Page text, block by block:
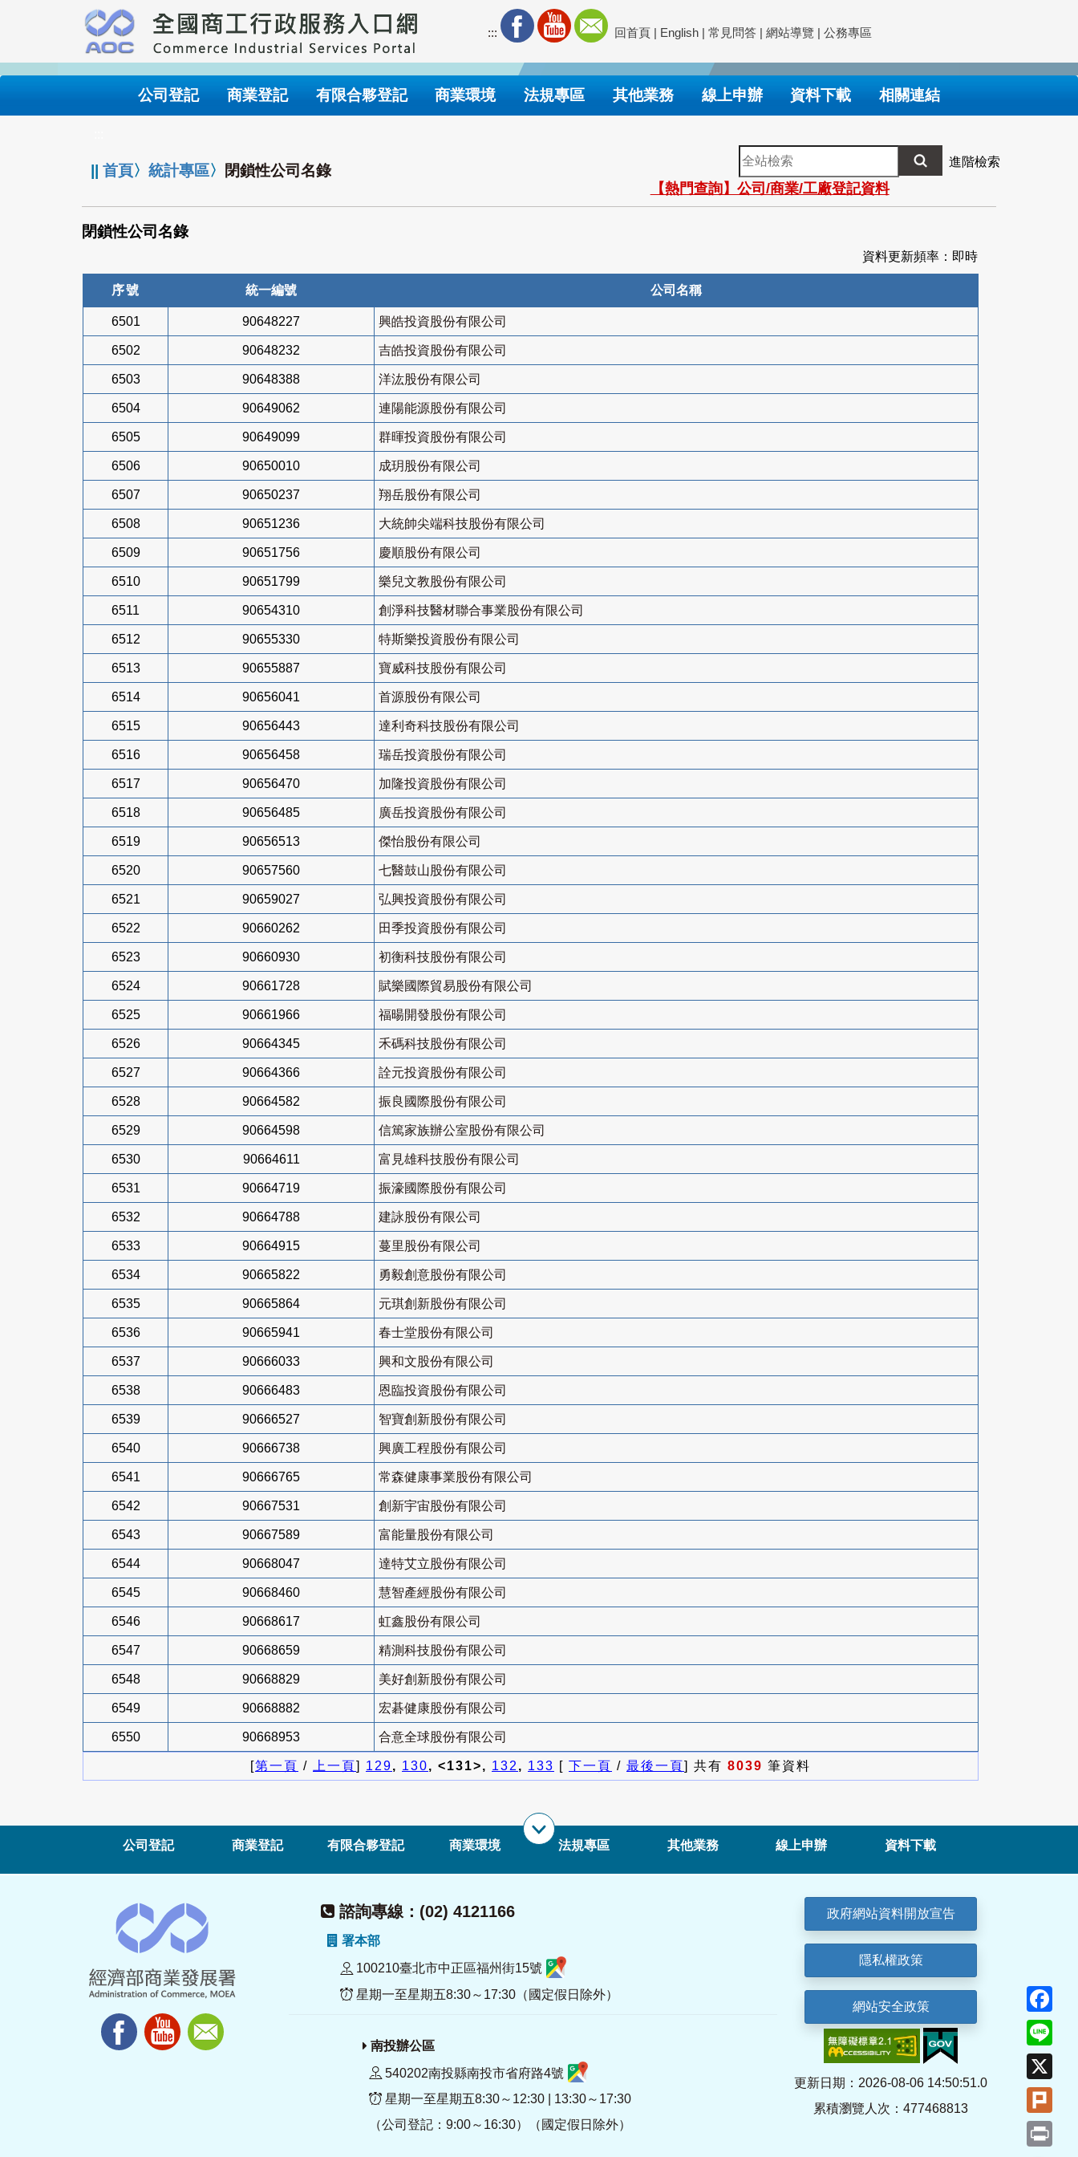
要
內
::: 回首頁 | English | 常見問答 | 網站導覽 | 公務專區
公司登記 商業登記 有限合夥登記 商業環境 法規專區 其他業務 線上申辦 資料下載 相關連結
||首頁〉統計專區〉 閉鎖性公司名錄
全
站
檢
索
進階檢索
【熱門查詢】公司/商業/工廠登記資料
閉鎖性公司名錄
資料更新頻率：即時
序號 統一編號 公司名稱
6501 90648227 興皓投資股份有限公司
6502 90648232 吉皓投資股份有限公司
6503 90648388 洋汯股份有限公司
6504 90649062 連陽能源股份有限公司
6505 90649099 群暉投資股份有限公司
6506 90650010 成玥股份有限公司
6507 90650237 翔岳股份有限公司
6508 90651236 大統帥尖端科技股份有限公司
6509 90651756 慶順股份有限公司
6510 90651799 樂兒文教股份有限公司
6511 90654310 創淨科技醫材聯合事業股份有限公司
6512 90655330 特斯樂投資股份有限公司
6513 90655887 寶威科技股份有限公司
6514 90656041 首源股份有限公司
6515 90656443 達利奇科技股份有限公司
6516 90656458 瑞岳投資股份有限公司
6517 90656470 加隆投資股份有限公司
6518 90656485 廣岳投資股份有限公司
6519 90656513 傑怡股份有限公司
6520 90657560 七醫鼓山股份有限公司
6521 90659027 弘興投資股份有限公司
6522 90660262 田季投資股份有限公司
6523 90660930 初衡科技股份有限公司
6524 90661728 賦樂國際貿易股份有限公司
6525 90661966 福暘開發股份有限公司
6526 90664345 禾碼科技股份有限公司
6527 90664366 詮元投資股份有限公司
6528 90664582 振良國際股份有限公司
6529 90664598 信篤家族辦公室股份有限公司
6530 90664611 富見雄科技股份有限公司
6531 90664719 振濠國際股份有限公司
6532 90664788 建詠股份有限公司
6533 90664915 蔓里股份有限公司
6534 90665822 勇毅創意股份有限公司
6535 90665864 元琪創新股份有限公司
6536 90665941 春士堂股份有限公司
6537 90666033 興和文股份有限公司
6538 90666483 恩臨投資股份有限公司
6539 90666527 智寶創新股份有限公司
6540 90666738 興廣工程股份有限公司
6541 90666765 常森健康事業股份有限公司
6542 90667531 創新宇宙股份有限公司
6543 90667589 富能量股份有限公司
6544 90668047 達特艾立股份有限公司
6545 90668460 慧智產經股份有限公司
6546 90668617 虹鑫股份有限公司
6547 90668659 精測科技股份有限公司
6548 90668829 美好創新股份有限公司
6549 90668882 宏碁健康股份有限公司
6550 90668953 合意全球股份有限公司
[第一頁 / 上一頁] 129, 130, <131>, 132, 133 [ 下一頁 / 最後一頁] 共有 8039 筆資料
公司登記 商業登記 有限合夥登記 商業環境 法規專區 其他業務 線上申辦 資料下載
諮詢專線：(02) 4121166
署本部
100210臺北市中正區福州街15號
星期一至星期五8:30～17:30（國定假日除外）
南投辦公區
540202南投縣南投市省府路4號
星期一至星期五8:30～12:30 | 13:30～17:30
（公司登記：9:00～16:30）（國定假日除外）
政府網站資料開放宣告
隱私權政策
網站安全政策
更新日期：2026-08-06 14:50:51.0
累積瀏覽人次：477468813